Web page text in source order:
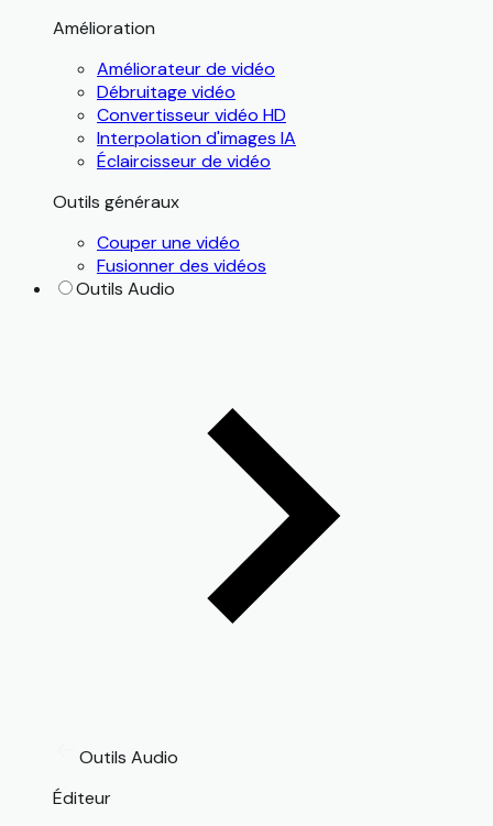
Amélioration
Améliorateur de vidéo
Débruitage vidéo
Convertisseur vidéo HD
Interpolation d'images IA
Éclaircisseur de vidéo
Outils généraux
Couper une vidéo
Fusionner des vidéos
Outils Audio
Outils Audio
Éditeur